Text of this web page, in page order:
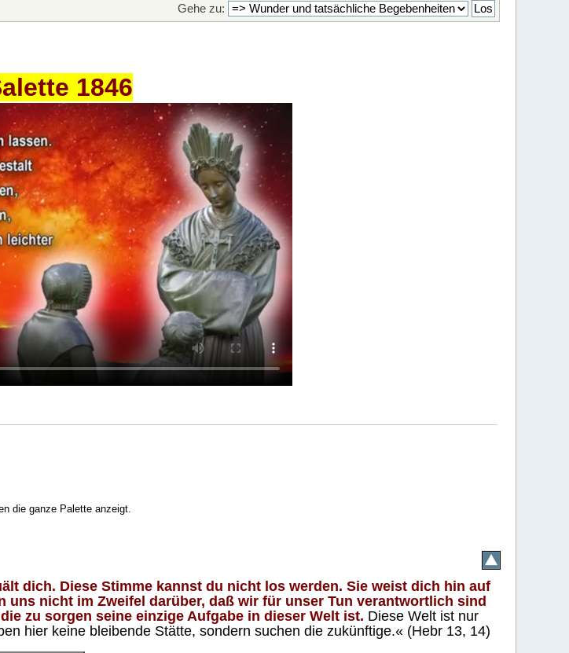
Gehe zu:
1846
die ganze Palette anzeigt.
dich. Diese Stimme kannst du nicht los werden. Sie weist dich hin auf
uns nicht im Zweifel darüber, daß wir für unser Tun verantwortlich sind
zu sorgen seine einzige Aufgabe in dieser Welt ist. Diese Welt ist nur
hier keine bleibende Stätte, sondern suchen die zukünftige.« (Hebr 13, 14)